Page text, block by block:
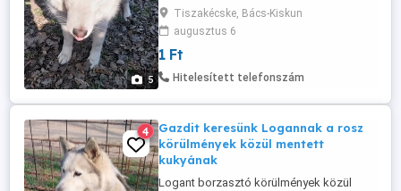
5
után sikerült megfogni. A kutyust
panzióba vittük. Edgar a korát hazudtolja -
pedig már 11 éves - oltva, chippelve,
ivartalanítva várja a gazdit. Bízunk a
csodában, bízunk abba, hogy sikerül neki
Tiszakécske, Bács-Kiskun
augusztus 6
1 Ft
Hitelesített telefonszám
4
Gazdit keresünk Logannak a rosz
körülmények közül mentett
kukyának
Logant borzasztó körülmények közül